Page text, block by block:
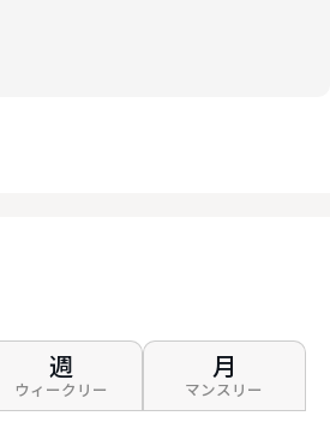
週
ウィークリー
月
マンスリー